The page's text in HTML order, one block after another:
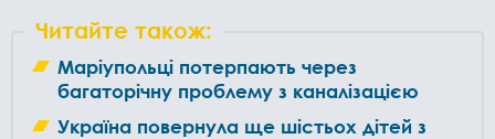
Читайте також:
Маріупольці потерпають через
багаторічну проблему з каналізацією
Україна повернула ще шістьох дітей з